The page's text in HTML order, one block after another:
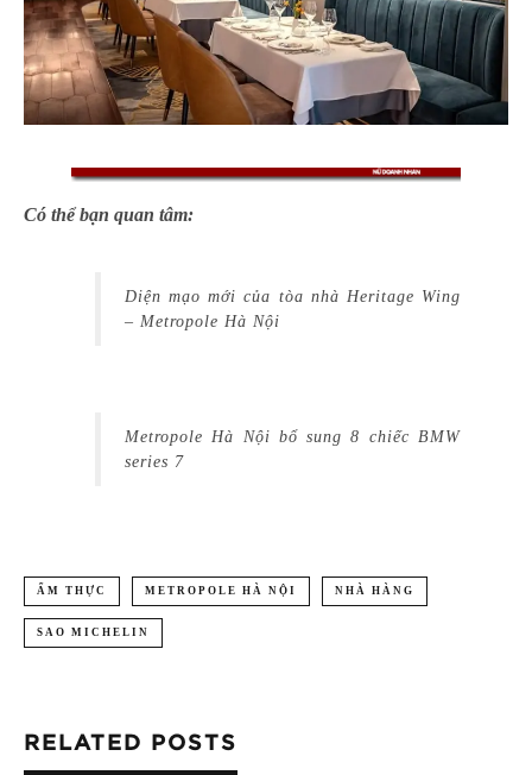
Có thể bạn quan tâm:
Diện mạo mới của tòa nhà Heritage Wing
– Metropole Hà Nội
Metropole Hà Nội bổ sung 8 chiếc BMW
series 7
ẨM THỰC METROPOLE HÀ NỘI NHÀ HÀNG
SAO MICHELIN
RELATED POSTS